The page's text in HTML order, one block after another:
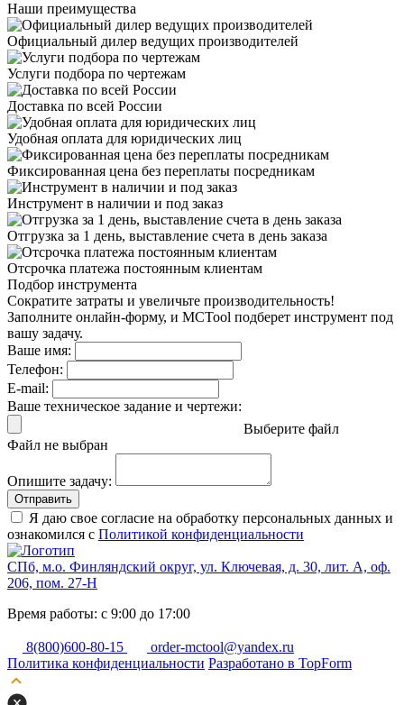
Наши преимущества
Официальный дилер ведущих производителей
Услуги подбора по чертежам
Доставка по всей России
Удобная оплата для юридических лиц
Фиксированная цена без переплаты посредникам
Инструмент в наличии и под заказ
Отгрузка за 1 день, выставление счета в день заказа
Отсрочка платежа постоянным клиентам
Подбор инструмента
Сократите затраты и увеличьте производительность!
Заполните онлайн-форму, и MCTool подберет инструмент под
вашу задачу.
Ваше имя:
Телефон:
E-mail:
Ваше техническое задание и чертежи:
Выберите файл
Файл не выбран
Опишите задачу:
Отправить
Я даю свое согласие на обработку персональных данных и
ознакомился с Политикой конфиденциальности
СПб, м.о. Финляндский округ, ул. Ключевая, д. 30, лит. А, оф.
206, пом. 27-Н
Время работы: с 9:00 до 17:00
8(800)600-80-15
order-mctool@yandex.ru
Политика конфиденциальности Разработано в TopForm